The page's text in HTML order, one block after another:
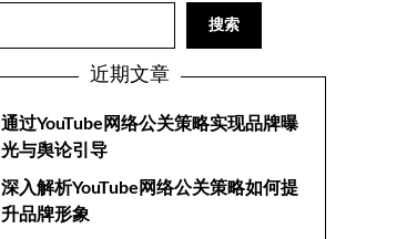
搜索
近期文章
通过YouTube网络公关策略实现品牌曝
光与舆论引导
深入解析YouTube网络公关策略如何提
升品牌形象